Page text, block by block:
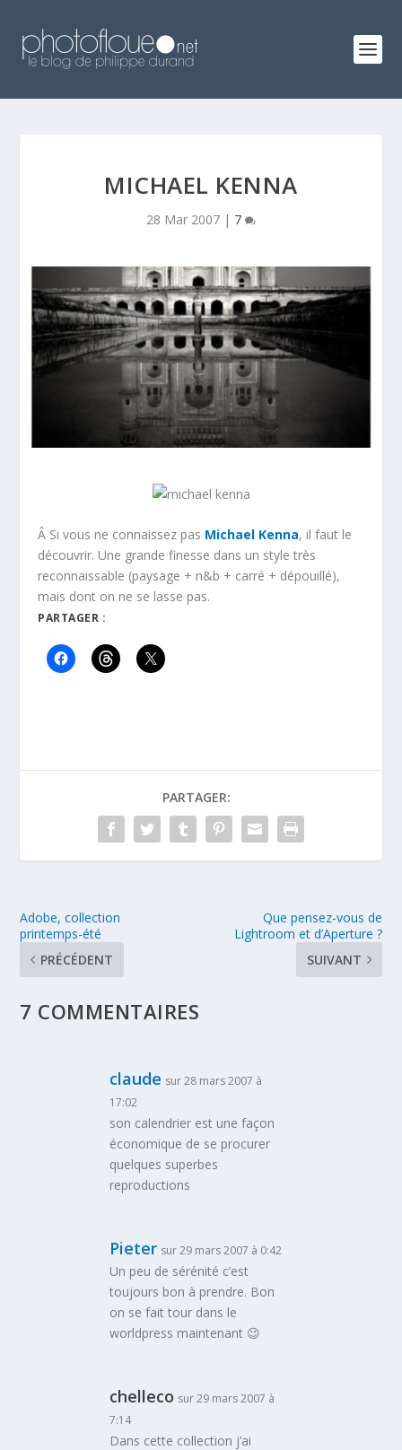
MICHAEL KENNA
28 Mar 2007 | 7
Â Si vous ne connaissez pas Michael Kenna, il faut le
découvrir. Une grande finesse dans un style très
reconnaissable (paysage + n&b + carré + dépouillé),
mais dont on ne se lasse pas.
PARTAGER :
PARTAGER:
Adobe, collection
printemps-été
PRÉCÉDENT
Que pensez-vous de
Lightroom et d’Aperture ?
SUIVANT
7 COMMENTAIRES
claude sur 28 mars 2007 à
17:02
son calendrier est une façon
économique de se procurer
quelques superbes
reproductions
Pieter sur 29 mars 2007 à 0:42
Un peu de sérénité c’est
toujours bon à prendre. Bon
on se fait tour dans le
worldpress maintenant 😉
chelleco sur 29 mars 2007 à
7:14
Dans cette collection j’ai